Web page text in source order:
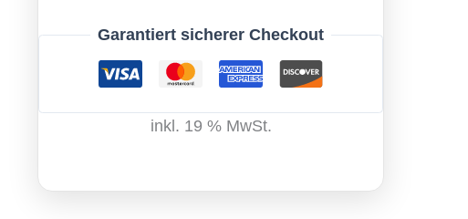
inkl. 19 % MwSt.
Garantiert sicherer Checkout